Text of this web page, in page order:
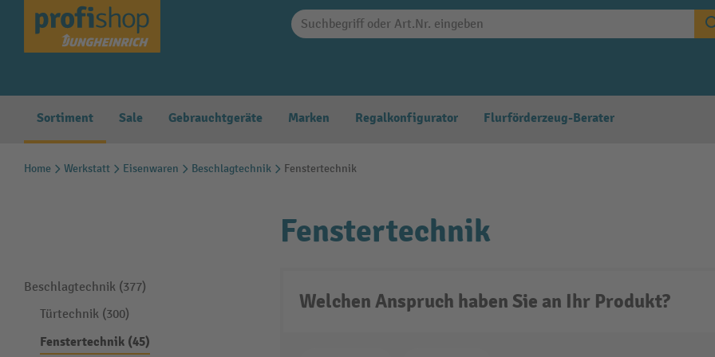
Zur Hauptnavigation springen
Sortiment Sale Gebrauchtgeräte Marken Regalkonfigurator Flurförderzeug-Berater
Home Werkstatt Eisenwaren Beschlagtechnik Fenstertechnik
Beschlagtechnik (377)
Türtechnik (300)
Fenstertechnik (45)
Fenstertechnik
Welchen Anspruch haben Sie an Ihr Produkt?